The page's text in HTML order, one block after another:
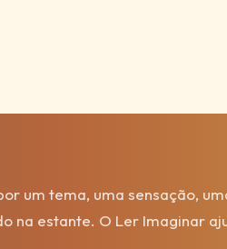
um tema, uma sensação,
na estante. O Ler Imaginar